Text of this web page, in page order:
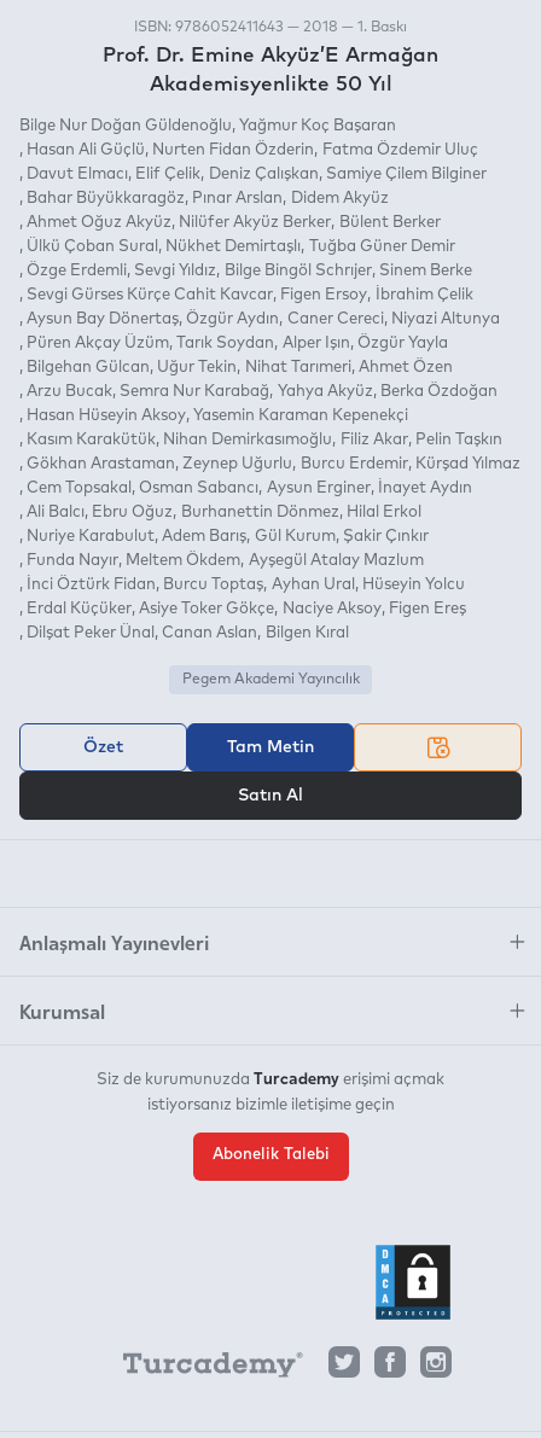
ISBN: 9786052411643 — 2018 — 1. Baskı
Prof. Dr. Emine Akyüz’E Armağan
Akademisyenlikte 50 Yıl
Bilge Nur Doğan Güldenoğlu
Yağmur Koç Başaran
Hasan Ali Güçlü
Nurten Fidan Özderin
Fatma Özdemir Uluç
Davut Elmacı
Elif Çelik Deniz Çalışkan
Samiye Çilem Bilginer
Bahar Büyükkaragöz
Pınar Arslan
Didem Akyüz
Ahmet Oğuz Akyüz
Nilüfer Akyüz Berker
Bülent Berker
Ülkü Çoban Sural
Nükhet Demirtaşlı
Tuğba Güner Demir
Özge Erdemli Sevgi Yıldız Bilge Bingöl Schrıjer Sinem Berke
Sevgi Gürses Kürçe Cahit Kavcar
Figen Ersoy
İbrahim Çelik
Aysun Bay Dönertaş Özgür Aydın Caner Cereci
Niyazi Altunya
Püren Akçay Üzüm
Tarık Soydan Alper Işın
Özgür Yayla
Bilgehan Gülcan
Uğur Tekin Nihat Tarımeri Ahmet Özen
Arzu Bucak Semra Nur Karabağ Yahya Akyüz
Berka Özdoğan
Hasan Hüseyin Aksoy Yasemin Karaman Kepenekçi
Kasım Karakütük
Nihan Demirkasımoğlu Filiz Akar
Pelin Taşkın
Gökhan Arastaman Zeynep Uğurlu Burcu Erdemir
Kürşad Yılmaz
Cem Topsakal
Osman Sabancı Aysun Erginer
İnayet Aydın
Ali Balcı
Ebru Oğuz Burhanettin Dönmez
Hilal Erkol
Nuriye Karabulut Adem Barış Gül Kurum Şakir Çınkır
Funda Nayır
Meltem Ökdem Ayşegül Atalay Mazlum
İnci Öztürk Fidan
Burcu Toptaş Ayhan Ural
Hüseyin Yolcu
Erdal Küçüker Asiye Toker Gökçe Naciye Aksoy
Figen Ereş
Dilşat Peker Ünal
Canan Aslan Bilgen Kıral
Pegem Akademi Yayıncılık
Özet Tam Metin
Satın Al
Anlaşmalı Yayınevleri
Kurumsal
Siz de kurumunuzda Turcademy erişimi açmak
istiyorsanız bizimle iletişime geçin
Abonelik Talebi